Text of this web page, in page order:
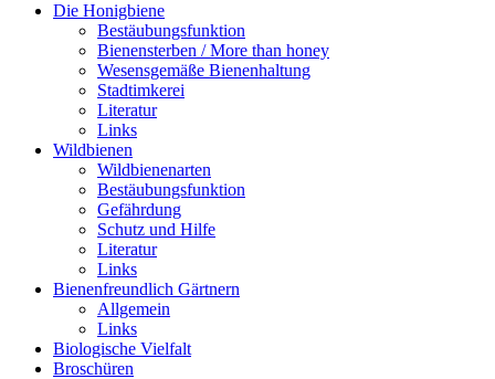
Die Honigbiene
Bestäubungsfunktion
Bienensterben / More than honey
Wesensgemäße Bienenhaltung
Stadtimkerei
Literatur
Links
Wildbienen
Wildbienenarten
Bestäubungsfunktion
Gefährdung
Schutz und Hilfe
Literatur
Links
Bienenfreundlich Gärtnern
Allgemein
Links
Biologische Vielfalt
Broschüren